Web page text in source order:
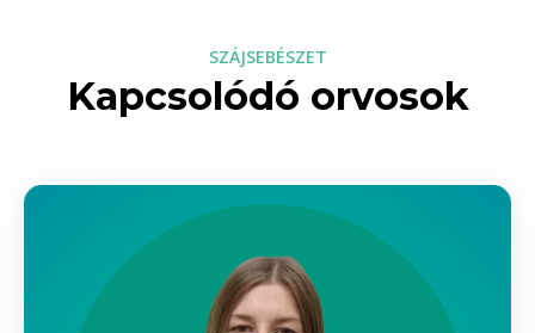
SZÁJSEBÉSZET
Kapcsolódó orvosok